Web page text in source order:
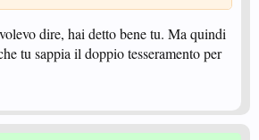
dire, hai detto bene tu. Ma quindi
tu sappia il doppio tesseramento per